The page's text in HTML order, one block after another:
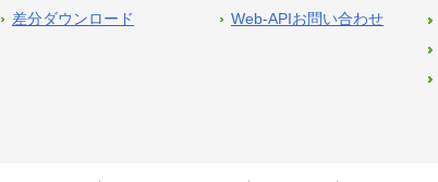
差分ダウンロード
Web-APIお問い合わせ